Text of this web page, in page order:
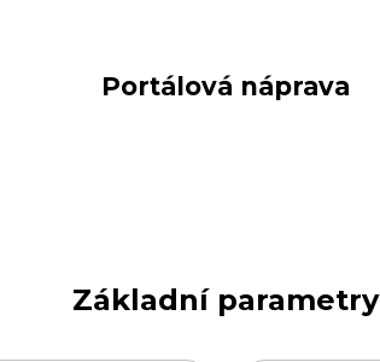
Portálová náprava
Základní parametry